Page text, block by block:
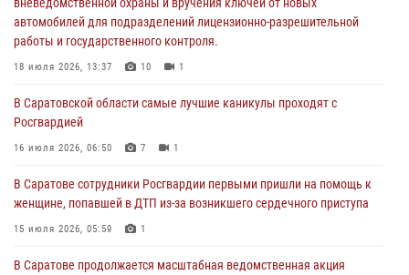
18 июля 2026, 13:37 10 1
В Саратовской области самые лучшие каникулы проходят с
Росгвардией
В Саратове сотрудники Росгвардии первыми пришли на помощь к
женщине, попавшей в ДТП из-за возникшего сердечного приступа
В Саратове продолжается масштабная ведомственная акция
"Каникулы с Росгвардией"
автомобилей для подразделений лицензионно-разрешительной
работы и государственного контроля.
18 июля 2026, 13:37 10 1
В Саратовской области самые лучшие каникулы проходят с
Росгвардией
16 июля 2026, 06:50 7 1
В Саратове сотрудники Росгвардии первыми пришли на помощь к
женщине, попавшей в ДТП из-за возникшего сердечного приступа
15 июля 2026, 05:59 1
В Саратове продолжается масштабная ведомственная акция